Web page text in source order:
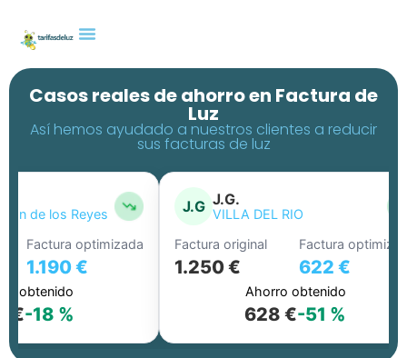
Casos reales de ahorro en Factura de
Luz
Así hemos ayudado a nuestros clientes a reducir
sus facturas de luz
de los Reyes
Factura optimizada
1.190 €
obtenido
-18 %
J.G J.G.
VILLA DEL RIO
Factura original
1.250 €
Factura
622 €
Ahorro obtenido
628 €-51 %